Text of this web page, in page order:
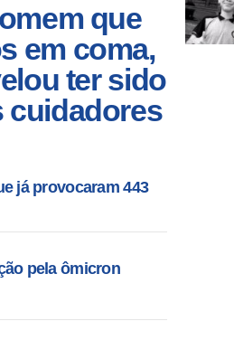
que
em coma,
ter sido
cuidadores
já provocaram 443
pela ômicron